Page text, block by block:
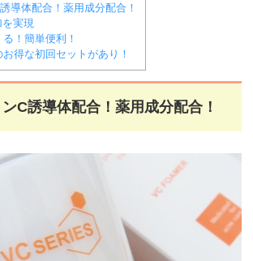
導体配合！薬用成分配合！
実現
！簡単便利！
得な初回セットがあり！
C誘導体配合！薬用成分配合！